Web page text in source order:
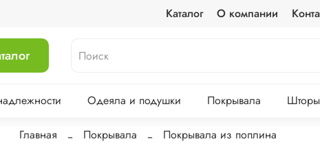
Каталог О компании
Одеяла и подушки Покрывала Шторы
Главная Покрывала Покрывала из поплина